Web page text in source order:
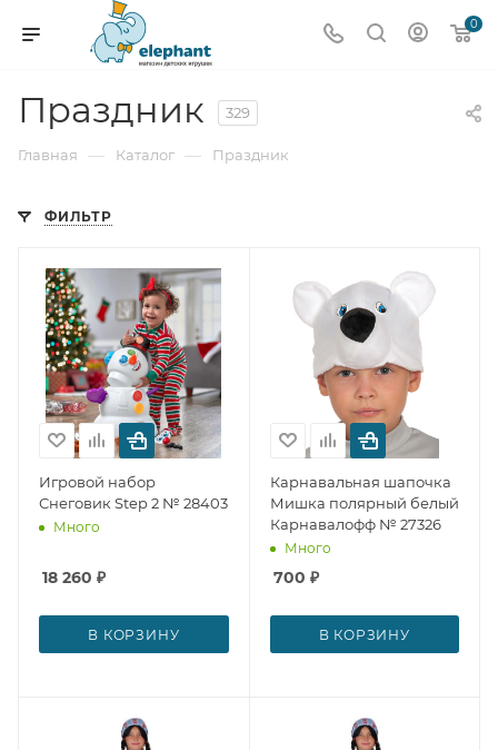
0
Праздник 329
Главная — Каталог — Праздник
ФИЛЬТР
Игровой набор
Снеговик Step 2 № 28403
Много
18 260 ₽
В КОРЗИНУ
Карнавальная шапочка
Мишка полярный белый
Карнавалофф № 27326
Много
700 ₽
В КОРЗИНУ